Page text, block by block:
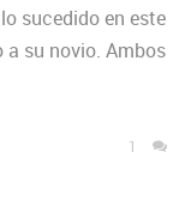
sucedido en este
su novio. Ambos
1